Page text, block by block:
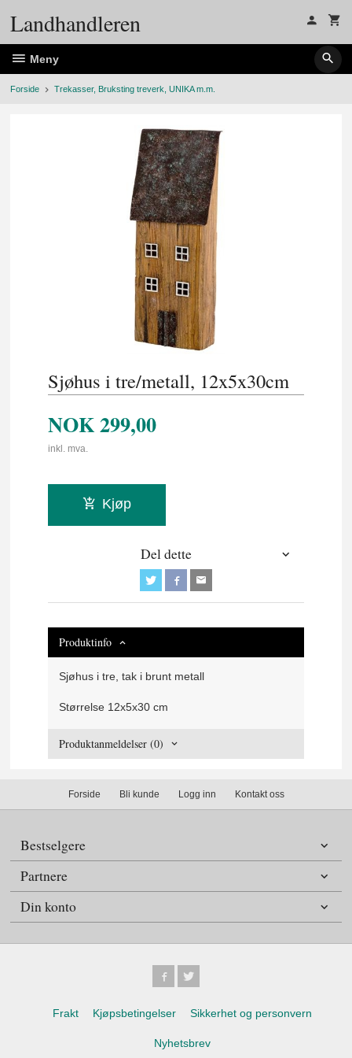
Landhandleren
Meny
Forside Trekasser, Bruksting treverk, UNIKA m.m.
Sjøhus i tre/metall, 12x5x30cm
NOK299,00
inkl. mva.
Kjøp
Del dette
Produktinfo
Sjøhus i tre, tak i brunt metall
Størrelse 12x5x30 cm
Produktanmeldelser (0)
Forside Bli kunde Logg inn Kontakt oss
Bestselgere
Partnere
Din konto
Frakt Kjøpsbetingelser Sikkerhet og personvern
Nyhetsbrev